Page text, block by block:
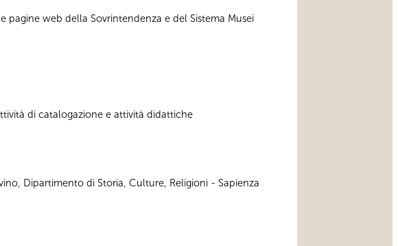
web della Sovrintendenza e del Sistema Musei
di catalogazione e attività didattiche
Dipartimento di Storia, Culture, Religioni - Sapienza